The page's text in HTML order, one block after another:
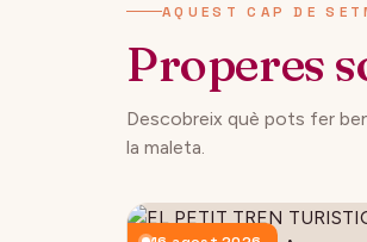
AQUEST CAP DE
Properes
Descobreix què pots fer
la maleta.